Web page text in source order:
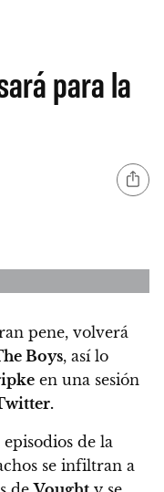
para la
pene, volverá
Boys, así lo
en una sesión
de la
se infiltran a